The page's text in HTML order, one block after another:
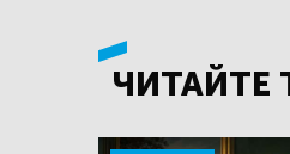
ЧИТАЙТЕ